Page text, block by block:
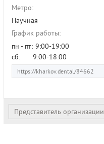
Метро:
Научная
График работы:
пн - пт: 9:00-19:00
сб:
9:00-18:00
Представитель организации